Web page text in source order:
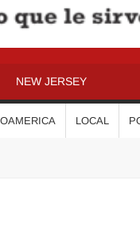
NEW JERSEY
LOCAL